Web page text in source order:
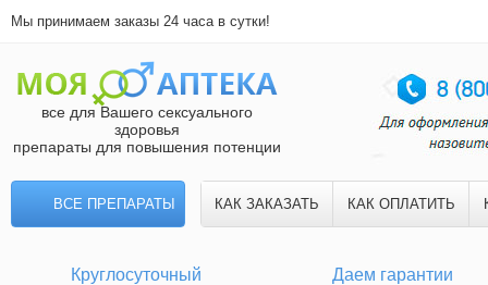
Мы принимаем заказы 24 часа в сутки!
все для Вашего сексуального
здоровья
препараты для повышения потенции
ВСЕ ПРЕПАРАТЫ КАК ЗАКАЗАТЬ КАК ОПЛАТИТЬ
Круглосуточный Даем гарантии